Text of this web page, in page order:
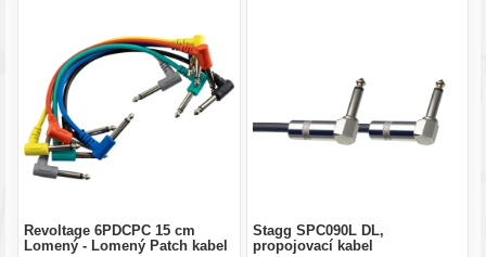
Revoltage 6PDCPC 15 cm
Lomený - Lomený Patch kabel
Stagg SPC090L DL,
propojovací kabel